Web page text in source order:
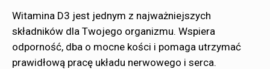
Witamina D3 jest jednym z najważniejszych
składników dla Twojego organizmu. Wspiera
odporność, dba o mocne kości i pomaga utrzymać
prawidłową pracę układu nerwowego i serca.